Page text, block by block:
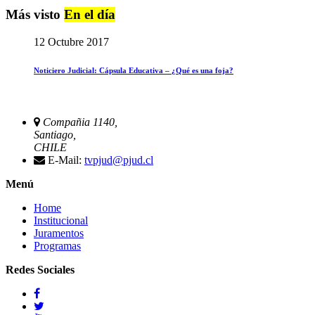
Más visto En el día
12 Octubre 2017
Noticiero Judicial: Cápsula Educativa – ¿Qué es una foja?
Compañia 1140,
Santiago,
CHILE
E-Mail: tvpjud@pjud.cl
Menú
Home
Institucional
Juramentos
Programas
Redes Sociales